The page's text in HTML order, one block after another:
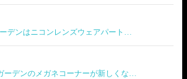
デンはニコンレンズウェアパート…
ーデンのメガネコーナーが新しくな…